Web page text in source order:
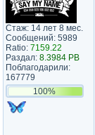
Стаж: 14 лет 8 мес.
Сообщений: 5989
Ratio: 7159.22
Раздал: 8.3984 PB
Поблагодарили:
167779
100%